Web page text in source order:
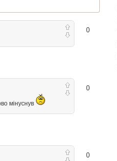
0
0
мінуснув
0